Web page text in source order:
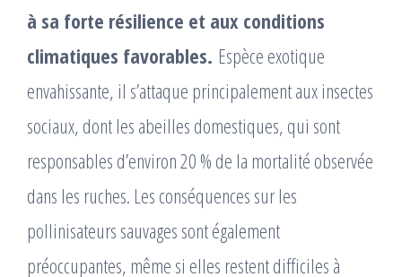
à sa forte résilience et aux conditions
climatiques favorables. Espèce exotique
envahissante, il s’attaque principalement aux insectes
sociaux, dont les abeilles domestiques, qui sont
responsables d’environ 20 % de la mortalité observée
dans les ruches. Les conséquences sur les
pollinisateurs sauvages sont également
préoccupantes, même si elles restent difficiles à